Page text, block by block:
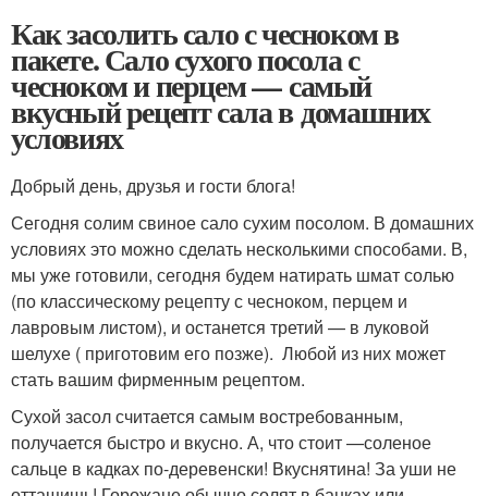
Как засолить сало с чесноком в
пакете. Сало сухого посола с
чесноком и перцем — самый
вкусный рецепт сала в домашних
условиях
Добрый день, друзья и гости блога!
Сегодня солим свиное сало сухим посолом. В домашних
условиях это можно сделать несколькими способами. В,
мы уже готовили, сегодня будем натирать шмат солью
(по классическому рецепту с чесноком, перцем и
лавровым листом), и останется третий — в луковой
шелухе ( приготовим его позже). Любой из них может
стать вашим фирменным рецептом.
Сухой засол считается самым востребованным,
получается быстро и вкусно. А, что стоит —соленое
сальце в кадках по-деревенски! Вкуснятина! За уши не